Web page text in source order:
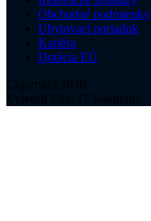
Obchodné podmienky
Ubytovací poriadok
Kariéra
Dotácia EÚ
Copyright 2026
Vytvoril Elias IT Solutions